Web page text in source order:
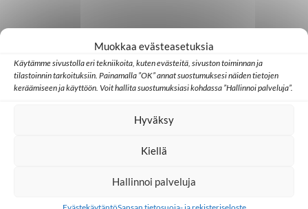
Muokkaa evästeasetuksia
Käytämme sivustolla eri tekniikoita, kuten evästeitä, sivuston toiminnan ja
tilastoinnin tarkoituksiin. Painamalla ”OK” annat suostumuksesi näiden tietojen
keräämiseen ja käyttöön. Voit hallita suostumuksiasi kohdassa ”Hallinnoi palveluja”.
Hyväksy
Kiellä
Hallinnoi palveluja
EvästekäytäntöSansan tietosuoja- ja rekisteriseloste